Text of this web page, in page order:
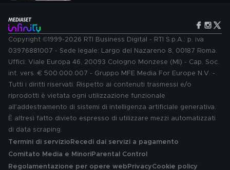
Copyright ©1999-2026 RTI Business Digital - RTI S.p.A.: p. iva
03976881007 - Sede legale: Largo del Nazareno 8, 00187 Roma.
Uffici: Viale Europa 46, 20093 Cologno Monzese (MI) - Cap. Soc.
int. vers. € 500.000.007 - Gruppo MFE Media For Europe N.V. -
Tutti i diritti riservati. Rispetto ai contenuti trasmessi e/o
riprodotti è vietata ogni utilizzazione funzionale
all'addestramento di sistemi di intelligenza artificiale generativa.
È altresì fatto divieto espresso di utilizzare mezzi automatizzati
di data scraping.
Termini di servizio Recedi dai servizi a pagamento
Comitato Media e MinoriParental Control
Regolamentazione per opere web PrivacyCookie policy